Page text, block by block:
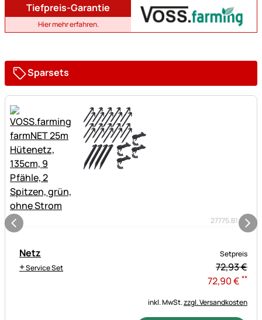
Tiefpreis-Garantie
Hier mehr erfahren.
Sparsets
27775.B1
Netz
+Service Set
Setpreis
72,93€
72,90€ **
inkl. MwSt.zzgl. Versandkosten